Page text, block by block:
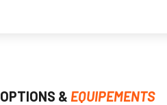
OPTIONS & EQUIPEMENTS